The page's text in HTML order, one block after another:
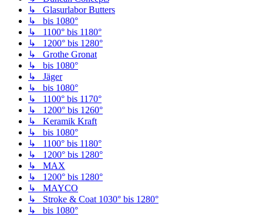
↳ Glasurlabor Butters
↳ bis 1080°
↳ 1100° bis 1180°
↳ 1200° bis 1280°
↳ Grothe Gronat
↳ bis 1080°
↳ Jäger
↳ bis 1080°
↳ 1100° bis 1170°
↳ 1200° bis 1260°
↳ Keramik Kraft
↳ bis 1080°
↳ 1100° bis 1180°
↳ 1200° bis 1280°
↳ MAX
↳ 1200° bis 1280°
↳ MAYCO
↳ Stroke & Coat 1030° bis 1280°
↳ bis 1080°